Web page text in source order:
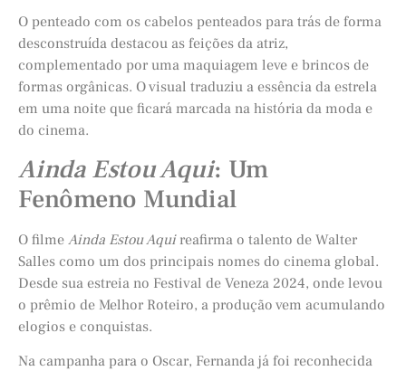
O penteado com os cabelos penteados para trás de forma
desconstruída destacou as feições da atriz,
complementado por uma maquiagem leve e brincos de
formas orgânicas. O visual traduziu a essência da estrela
em uma noite que ficará marcada na história da moda e
do cinema.
Ainda Estou Aqui: Um
Fenômeno Mundial
O filme Ainda Estou Aquireafirma o talento de Walter
Salles como um dos principais nomes do cinema global.
Desde sua estreia no Festival de Veneza 2024, onde levou
o prêmio de Melhor Roteiro, a produção vem acumulando
elogios e conquistas.
Na campanha para o Oscar, Fernanda já foi reconhecida